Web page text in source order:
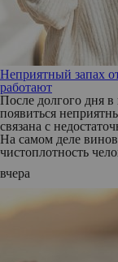
Неприятный запах
работают
После долгого дня
появиться
связана с
На самом деле
чистоплотность
вчера